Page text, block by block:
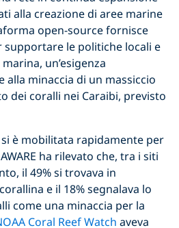
alla creazione di aree marine
open-source fornisce
le politiche locali e
un’esigenza
minaccia di un massiccio
dei coralli nei Caraibi, previsto
è mobilitata rapidamente per
ha rilevato che, tra i siti
il 49% si trovava in
e il 18% segnalava lo
come una minaccia per la
Coral Reef Watch aveva